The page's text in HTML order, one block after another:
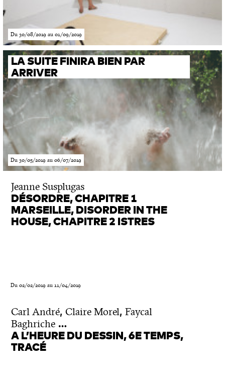
Du 30/08/2019 au 01/09/2019
LA SUITE FINIRA BIEN PAR
ARRIVER
Du 30/05/2019 au 06/07/2019
Jeanne Susplugas
DÉSORDRE, CHAPITRE 1
MARSEILLE, DISORDER IN THE
HOUSE, CHAPITRE 2 ISTRES
Du 02/02/2019 au 11/04/2019
Carl André, Claire Morel, Faycal
Baghriche…
A L’HEURE DU DESSIN, 6E TEMPS,
TRACÉ